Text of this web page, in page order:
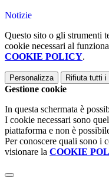
Notizie
Questo sito o gli strumenti
cookie necessari al
COOKIE POLICY.
Personalizza Rifiuta tutti i
Gestione cookie
In questa schermata è
I cookie necessari sono
piattaforma e non è
Per conoscere quali sono i
visionare la COOKIE